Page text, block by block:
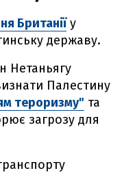
Британіїу
державу.
Нетаньягу
Палестину
тероризму" та
загрозу для